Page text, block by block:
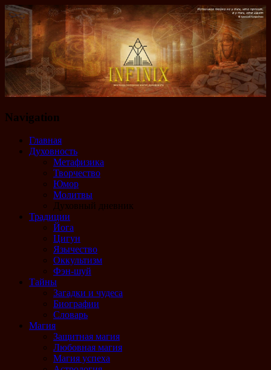
Вся эзотерика
Эзотерика, магия, гадания таро, руны,
духовность
Navigation
Главная
Духовность
Метафизика
Творчество
Юмор
Молитвы
Духовный дневник
Традиции
Йога
Цигун
Язычество
Оккультизм
Фэн-шуй
Тайны
Загадки и чудеса
Биографии
Словарь
Магия
Защитная магия
Любовная магия
Магия успеха